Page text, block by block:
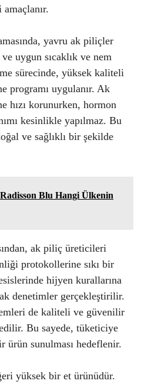
yavru ak piliçler
uygun sıcaklık ve nem
sürecinde, yüksek kaliteli
programı uygulanır. Ak
hızı korunurken, hormon
kesinlikle yapılmaz. Bu
ve sağlıklı bir şekilde
Radisson Blu Hangi Ülkenin
ak piliç üreticileri
protokollerine sıkı bir
hijyen kurallarına
denetimler gerçekleştirilir.
de kaliteli ve güvenilir
Bu sayede, tüketiciye
ürün sunulması hedeflenir.
yüksek bir et ürünüdür.